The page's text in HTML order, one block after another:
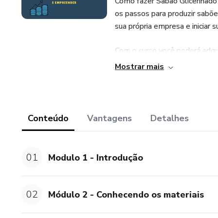
os passos para produzir
sua própria empresa e iniciar
Com o curso você poderá
apenas com a venda de um
Mostrar mais
Conteúdo Vantagens Detalhes
01 Modulo 1 - Introdução
02 Módulo 2 - Conhecendo os materiais